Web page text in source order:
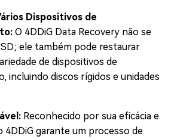
Dispositivos de
O 4DDiG Data Recovery não se
ele também pode restaurar
de dispositivos de
incluindo discos rígidos e unidades
Reconhecido por sua eficácia e
4DDiG garante um processo de